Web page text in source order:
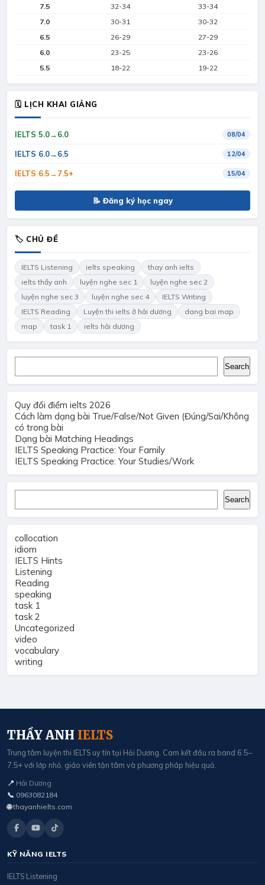
7.5 32-34
33-34
7.0
30-31
30-32
6.5
26-29
27-29
6.0
23-25
23-26
5.5
18-22 19-22
🗓 LỊCH KHAI GIẢNG
IELTS 5.0→6.0 08/04
IELTS 6.0→6.5 12/04
IELTS 6.5→7.5+ 15/04
📝 Đăng ký học ngay
🏷 CHỦ ĐỀ
IELTS Listening ielts speaking
thay anh ielts
ielts thầy anh
luyện nghe sec 1
luyện nghe sec 2
luyện nghe sec 3
luyện nghe sec 4
IELTS Writing
IELTS Reading
Luyện thi ielts ở hải dương
dang bai map
map
task 1 ielts hải dương
Search
Quy đổi điểm ielts 2026
Cách làm dạng bài True/False/Not Given (Đúng/Sai/Không
có trong bài
Dạng bài Matching Headings
IELTS Speaking Practice: Your Family
IELTS Speaking Practice: Your Studies/Work
Search
collocation
idiom
IELTS Hints
Listening
Reading
speaking
task 1
task 2
Uncategorized
video
vocabulary
writing
THẦY ANH IELTS
Trung tâm luyện thi IELTS uy tín tại Hải Dương. Cam kết đầu ra band 6.5–
7.5+ với lớp nhỏ, giáo viên tận tâm và phương pháp hiệu quả.
📍 Hải Dương
📞 0963082184
🌐 thayanhielts.com
KỸ NĂNG IELTS
IELTS Listening